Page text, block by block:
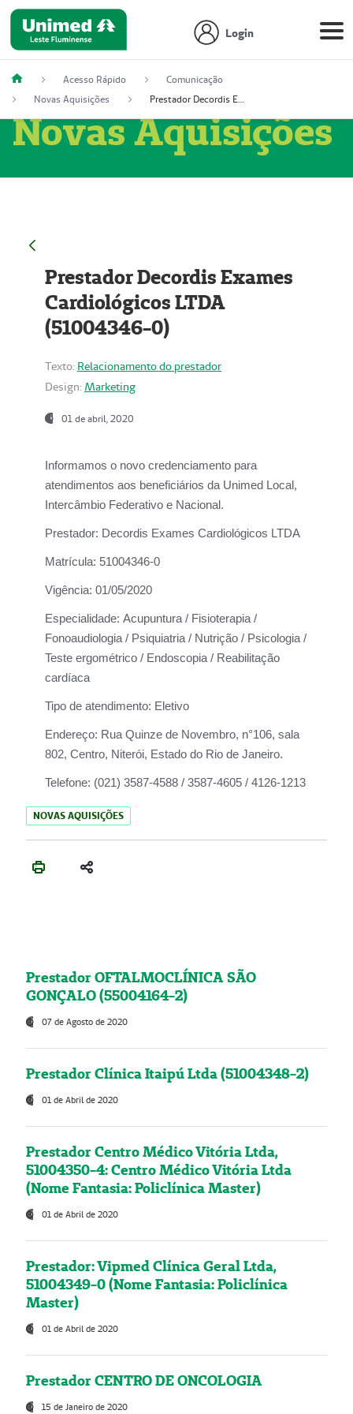
Login
Acesso Rápido
Comunicação
Novas Aquisições
Prestador Decordis Exames Cardiológicos LTDA (51004346-0)
Novas Aquisições
Prestador Decordis Exames
Cardiológicos LTDA
(51004346-0)
Texto: Relacionamento do prestador
Design: Marketing
01 de abril, 2020
Informamos o novo credenciamento para
atendimentos aos beneficiários da Unimed Local,
Intercâmbio Federativo e Nacional.
Prestador: Decordis Exames Cardiológicos LTDA
Matrícula: 51004346-0
Vigência: 01/05/2020
Especialidade: Acupuntura / Fisioterapia /
Fonoaudiologia / Psiquiatria / Nutrição / Psicologia /
Teste ergométrico / Endoscopia / Reabilitação
cardíaca
Tipo de atendimento: Eletivo
Endereço: Rua Quinze de Novembro, n°106, sala
802, Centro, Niterói, Estado do Rio de Janeiro.
Telefone: (021) 3587-4588 / 3587-4605 / 4126-1213
NOVAS AQUISIÇÕES
Prestador OFTALMOCLÍNICA SÃO
GONÇALO (55004164-2)
07 de Agosto de 2020
Prestador Clínica Itaipú Ltda (51004348-2)
01 de Abril de 2020
Prestador Centro Médico Vitória Ltda,
51004350-4: Centro Médico Vitória Ltda
(Nome Fantasia: Policlínica Master)
01 de Abril de 2020
Prestador: Vipmed Clínica Geral Ltda,
51004349-0 (Nome Fantasia: Policlínica
Master)
01 de Abril de 2020
Prestador CENTRO DE ONCOLOGIA
15 de Janeiro de 2020